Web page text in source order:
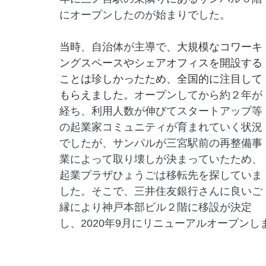
にオープンしたのが始まりでした。
当時、 自治体が主導で、大規模なコワーキ
ングスペースやシェアオフィスを開設する
ことは珍しかったため、全国的に注目して
もらえました。 オープンしてから約２年が
経ち、利用人数が伸びてスタートアップ等
の起業家コミュニティが育まれていく状況
でしたが、サンパルが三宮駅前の再整備事
業によって取り壊しが決まっていたため、
起業プラザひょうごは移転先を探していま
した。そこで、三井住友銀行さんに良いご
縁により神戸本部ビル２階に移設が決定
し、2020年9月にリニューアルオープンし